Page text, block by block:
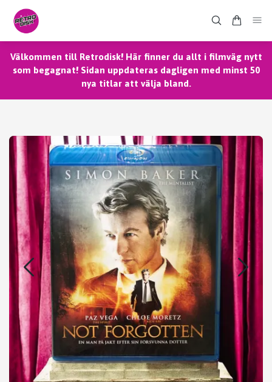
Välkommen till Retrodisk! Här finner du allt i filmväg nytt
som begagnat! Sidan uppdateras dagligen med minst 50
nya titlar att välja bland.